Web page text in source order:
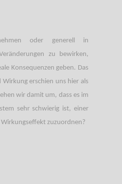
oder generell in
zu bewirken,
Konsequenzen geben. Das
erschien uns hier als
wir damit um, dass es im
sehr schwierig ist, einer
zuzuordnen?